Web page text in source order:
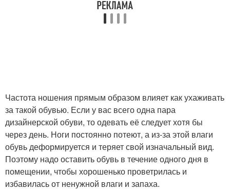
Частота ношения прямым образом влияет как ухаживать
за такой обувью. Если у вас всего одна пара
дизайнерской обуви, то одевать её следует хотя бы
через день. Ноги постоянно потеют, а из-за этой влаги
обувь деформируется и теряет свой изначальный вид.
Поэтому надо оставить обувь в течение одного дня в
помещении, чтобы хорошенько проветрилась и
избавилась от ненужной влаги и запаха.